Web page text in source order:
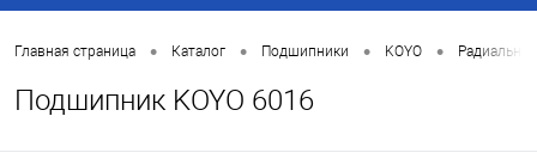
Главная страница • Каталог • Подшипники • KOYO •
Подшипник KOYO 6016